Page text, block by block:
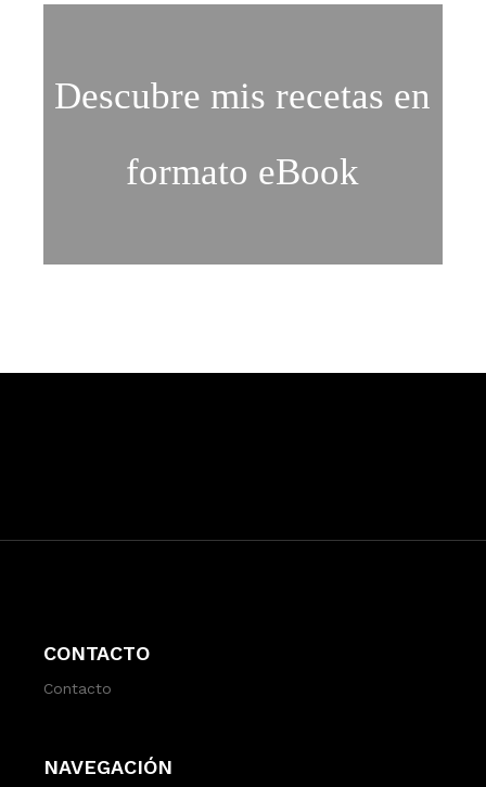
Descubre mis recetas en
formato eBook
CONTACTO
Contacto
NAVEGACIÓN